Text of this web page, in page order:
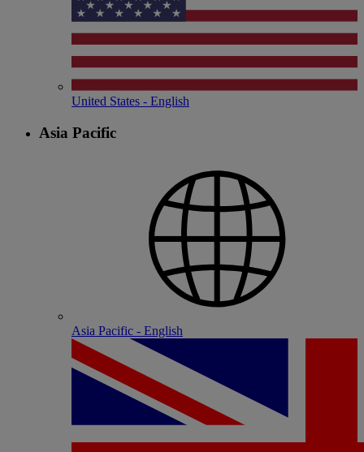
United States - English
Asia Pacific
Asia Pacific - English